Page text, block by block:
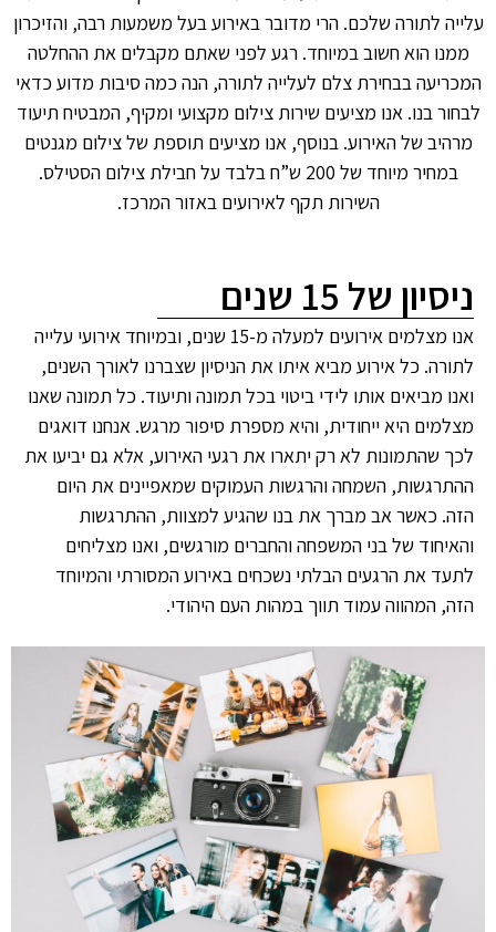
עלייה לתורה שלכם. הרי מדובר באירוע בעל משמעות רבה, והזיכרון
ממנו הוא חשוב במיוחד. רגע לפני שאתם מקבלים את ההחלטה
המכריעה בבחירת צלם לעלייה לתורה, הנה כמה סיבות מדוע כדאי
לבחור בנו. אנו מציעים שירות צילום מקצועי ומקיף, המבטיח תיעוד
מרהיב של האירוע. בנוסף, אנו מציעים תוספת של צילום מגנטים
במחיר מיוחד של 200 ש”ח בלבד על חבילת צילום הסטילס.
השירות תקף לאירועים באזור המרכז.
ניסיון של 15 שנים
אנו מצלמים אירועים למעלה מ-15 שנים, ובמיוחד אירועי עלייה
לתורה. כל אירוע מביא איתו את הניסיון שצברנו לאורך השנים,
ואנו מביאים אותו לידי ביטוי בכל תמונה ותיעוד. כל תמונה שאנו
מצלמים היא ייחודית, והיא מספרת סיפור מרגש. אנחנו דואגים
לכך שהתמונות לא רק יתארו את רגעי האירוע, אלא גם יביעו את
ההתרגשות, השמחה והרגשות העמוקים שמאפיינים את היום
הזה. כאשר אב מברך את בנו שהגיע למצוות, ההתרגשות
והאיחוד של בני המשפחה והחברים מורגשים, ואנו מצליחים
לתעד את הרגעים הבלתי נשכחים באירוע המסורתי והמיוחד
הזה, המהווה עמוד תווך במהות העם היהודי.